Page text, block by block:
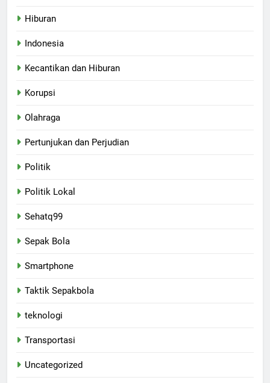
Hiburan
Indonesia
Kecantikan dan Hiburan
Korupsi
Olahraga
Pertunjukan dan Perjudian
Politik
Politik Lokal
Sehatq99
Sepak Bola
Smartphone
Taktik Sepakbola
teknologi
Transportasi
Uncategorized